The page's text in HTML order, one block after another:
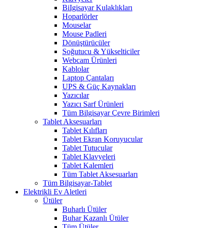
BiIgisayar Kulaklıkları
Hoparlörler
Mouselar
Mouse Padleri
Dönüştürücüler
Soğutucu & Yükselticiler
Webcam Ürünleri
Kablolar
Laptop Çantaları
UPS & Güç Kaynakları
Yazıcılar
Yazıcı Sarf Ürünleri
Tüm Bilgisayar Çevre Birimleri
Tablet Aksesuarları
Tablet Kılıfları
Tablet Ekran Koruyucular
Tablet Tutucular
Tablet Klavyeleri
Tablet Kalemleri
Tüm Tablet Aksesuarları
Tüm Bilgisayar-Tablet
Elektrikli Ev Aletleri
Ütüler
Buharlı Ütüler
Buhar Kazanlı Ütüler